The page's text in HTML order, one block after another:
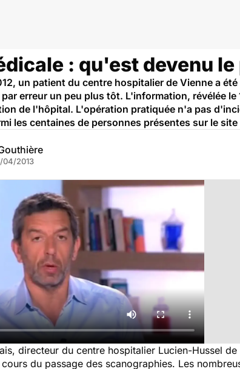
: qu'est devenu
un patient du centre hospitalier de Vienne a
erreur un peu plus tôt. L'information, révélée
de l'hôpital. L'opération pratiquée n'a pas
les centaines de personnes présentes sur le
04/2013
directeur du centre hospitalier Lucien-Hussel
du passage des scanographies. Les